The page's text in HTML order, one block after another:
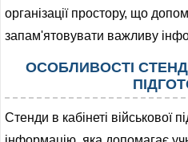
організації простору, що
запам'ятовувати важливу
ОСОБЛИВОСТІ
Стенди в кабінеті військової